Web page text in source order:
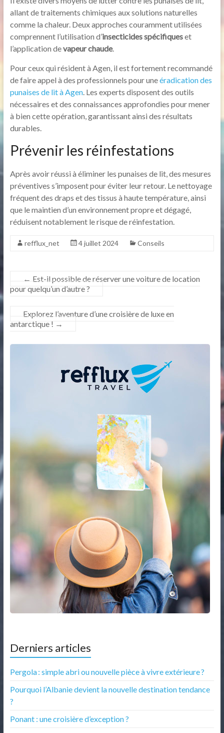
allant de traitements chimiques aux solutions naturelles
comme la chaleur. Deux approches couramment utilisées
comprennent l’utilisation d’insecticides spécifiqueset
l’application devapeur chaude.
Pour ceux qui résident à Agen, il est fortement recommandé
de faire appel à des professionnels pour uneéradication des
punaises de lit à Agen. Les experts disposent des outils
nécessaires et des connaissances approfondies pour mener
à bien cette opération, garantissant ainsi des résultats
durables.
Prévenir les réinfestations
Après avoir réussi à éliminer les punaises de lit, des mesures
préventives s’imposent pour éviter leur retour. Le nettoyage
fréquent des draps et des tissus à haute température, ainsi
que le maintien d’un environnement propre et dégagé,
réduisent notablement le risque de réinfestation.
refflux_net 4 juillet 2024 Conseils
← Est-il possible de réserver une voiture de location
pour quelqu’un d’autre ?
Explorez l’aventure d’une croisière de luxe en
antarctique ! →
Derniers articles
Pergola : simple abri ou nouvelle pièce à vivre extérieure ?
Pourquoi l’Albanie devient la nouvelle destination tendance
?
Ponant : une croisière d’exception ?